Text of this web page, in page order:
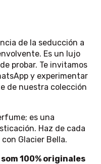
de la seducción a
Es un lujo
probar. Te invitamos
y experimentar
de nuestra colección
es una
Haz de cada
Glacier Bella.
100% originales